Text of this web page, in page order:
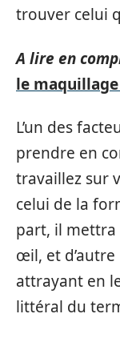
trouver celui
A lire en
le
L’un des
prendre en
travaillez sur
celui de la
part, il
œil, et
attrayant en
littéral du